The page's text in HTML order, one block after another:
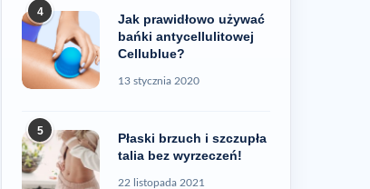
4
Jak prawidłowo używać
bańki antycellulitowej
Cellublue?
13 stycznia 2020
5
Płaski brzuch i szczupła
talia bez wyrzeczeń!
22 listopada 2021